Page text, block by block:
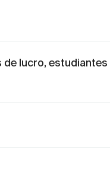
de lucro, estudiantes